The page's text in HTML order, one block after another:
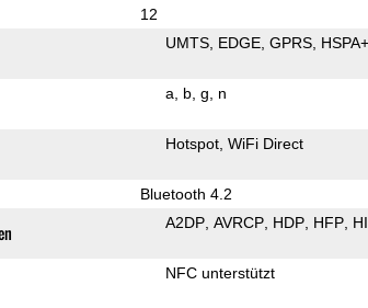
12
UMTS EDGE GPRS HSPA+
a b g n
Hotspot WiFi Direct
Bluetooth 4.2
A2DP AVRCP HDP HFP
NFC unterstützt